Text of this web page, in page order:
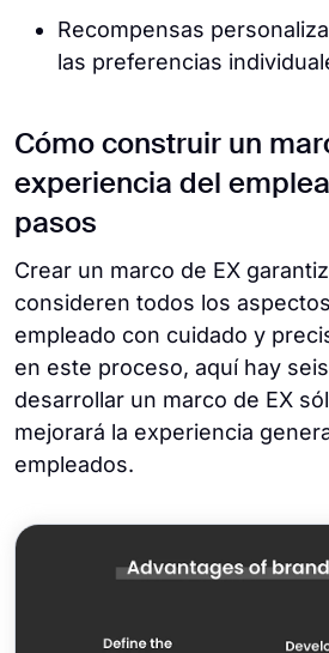
Recompensas
las preferencias
Cómo construir un
experiencia del
pasos
Crear un marco de EX
consideren todos los
empleado con cuidado y
en este proceso, aquí hay
desarrollar un marco de EX
mejorará la experiencia
empleados.